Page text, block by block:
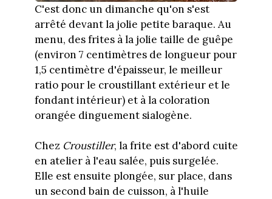
C'est donc un dimanche qu'on s'est
arrêté devant la jolie petite baraque. Au
menu, des frites à la jolie taille de guêpe
(environ 7 centimètres de longueur pour
1,5 centimètre d'épaisseur, le meilleur
ratio pour le croustillant extérieur et le
fondant intérieur) et à la coloration
orangée dinguement sialogène.
Chez Croustiller, la frite est d'abord cuite
en atelier à l'eau salée, puis surgelée.
Elle est ensuite plongée, sur place, dans
un second bain de cuisson, à l'huile